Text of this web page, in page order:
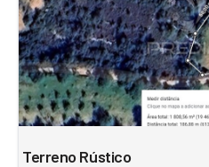
Terreno Rústico